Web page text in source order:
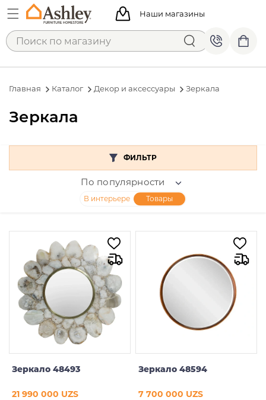
Наши магазины
Главная Каталог Декор и аксессуары Зеркала
Зеркала
ФИЛЬТР
По популярности
В интерьере Товары
От
Зеркало 48493
21 990 000 UZS
Зеркало 48594
7 700 000 UZS